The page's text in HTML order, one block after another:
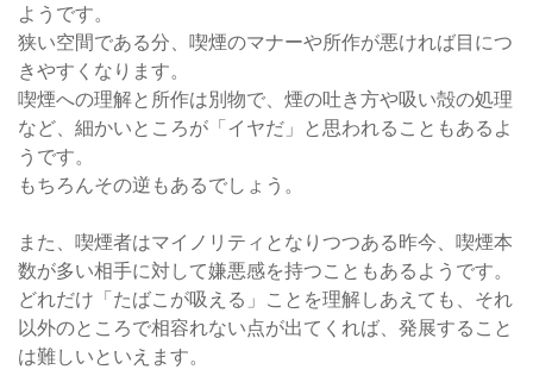
ようです。
狭い空間である分、喫煙のマナーや所作が悪ければ目につ
きやすくなります。
喫煙への理解と所作は別物で、煙の吐き方や吸い殻の処理
など、細かいところが「イヤだ」と思われることもあるよ
うです。
もちろんその逆もあるでしょう。
また、喫煙者はマイノリティとなりつつある昨今、喫煙本
数が多い相手に対して嫌悪感を持つこともあるようです。
どれだけ「たばこが吸える」ことを理解しあえても、それ
以外のところで相容れない点が出てくれば、発展すること
は難しいといえます。